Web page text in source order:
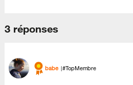
3 réponses
babe #TopMembre